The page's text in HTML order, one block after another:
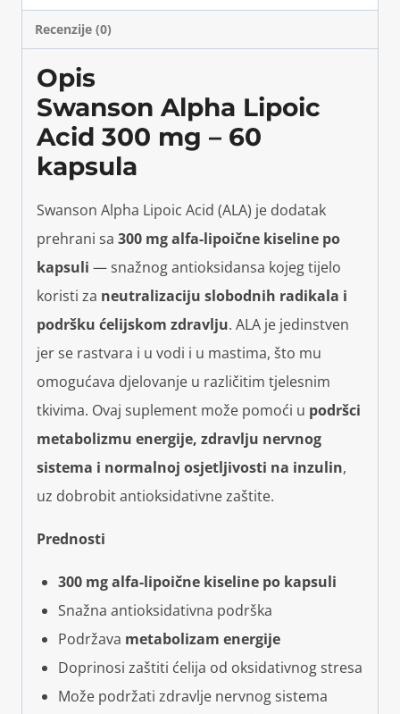
Recenzije (0)
Opis
Swanson Alpha Lipoic
Acid 300 mg – 60
kapsula
Swanson Alpha Lipoic Acid (ALA) je dodatak
prehrani sa 300 mg alfa-lipoične kiseline po
kapsuli — snažnog antioksidansa kojeg tijelo
koristi za neutralizaciju slobodnih radikala i
podršku ćelijskom zdravlju. ALA je jedinstven
jer se rastvara i u vodi i u mastima, što mu
omogućava djelovanje u različitim tjelesnim
tkivima. Ovaj suplement može pomoći u podršci
metabolizmu energije, zdravlju nervnog
sistema i normalnoj osjetljivosti na inzulin,
uz dobrobit antioksidativne zaštite.
Prednosti
300 mg alfa-lipoične kiseline po kapsuli
Snažna antioksidativna podrška
Podržava metabolizam energije
Doprinosi zaštiti ćelija od oksidativnog stresa
Može podržati zdravlje nervnog sistema